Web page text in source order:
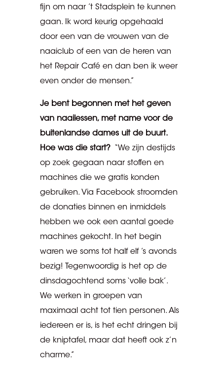
fijn om naar ’t Stadsplein te kunnen
gaan. Ik word keurig opgehaald
door een van de vrouwen van de
naaiclub of een van de heren van
het Repair Café en dan ben ik weer
even onder de mensen.”
Je bent begonnen met het geven
van naailessen, met name voor de
buitenlandse dames uit de buurt.
Hoe was die start?“We zijn destijds
op zoek gegaan naar stoffen en
machines die we gratis konden
gebruiken. Via Facebook stroomden
de donaties binnen en inmiddels
hebben we ook een aantal goede
machines gekocht. In het begin
waren we soms tot half elf ’s avonds
bezig! Tegenwoordig is het op de
dinsdagochtend soms ‘volle bak’.
We werken in groepen van
maximaal acht tot tien personen. Als
iedereen er is, is het echt dringen bij
de kniptafel, maar dat heeft ook z’n
charme.”